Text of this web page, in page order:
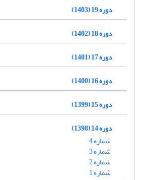
دوره 19 (1403)
دوره 18 (1402)
دوره 17 (1401)
دوره 16 (1400)
دوره 15 (1399)
دوره 14 (1398)
شماره 4
شماره 3
شماره 2
شماره 1